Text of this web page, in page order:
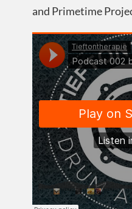
and Primetime